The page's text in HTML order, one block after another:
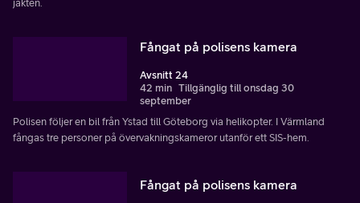
jakten.
Fångat på polisens kamera
Avsnitt 24
42 min Tillgänglig till onsdag 30
september
Polisen följer en bil från Ystad till Göteborg via helikopter. I Värmland
fångas tre personer på övervakningskameror utanför ett SIS-hem.
Fångat på polisens kamera